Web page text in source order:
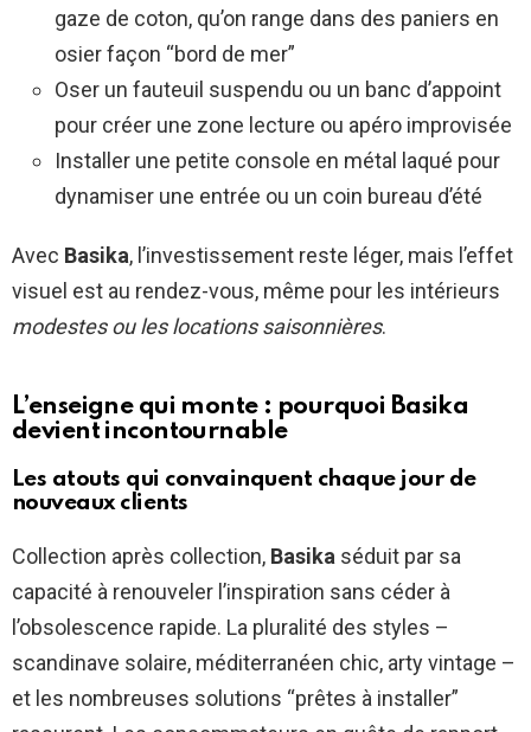
gaze de coton, qu’on range dans des paniers en
osier façon “bord de mer”
Oser un fauteuil suspendu ou un banc d’appoint
pour créer une zone lecture ou apéro improvisée
Installer une petite console en métal laqué pour
dynamiser une entrée ou un coin bureau d’été
Avec Basika, l’investissement reste léger, mais l’effet
visuel est au rendez-vous, même pour les intérieurs
modestes ou les locations saisonnières.
L’enseigne qui monte : pourquoi Basika
devient incontournable
Les atouts qui convainquent chaque jour de
nouveaux clients
Collection après collection, Basika séduit par sa
capacité à renouveler l’inspiration sans céder à
l’obsolescence rapide. La pluralité des styles –
scandinave solaire, méditerranéen chic, arty vintage –
et les nombreuses solutions “prêtes à installer”